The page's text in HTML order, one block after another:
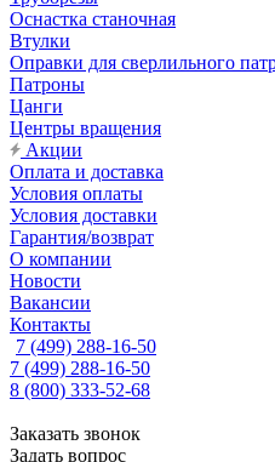
Оснастка станочная
Втулки
Оправки для сверлильного
Патроны
Цанги
Центры вращения
Акции
Оплата и доставка
Условия оплаты
Условия доставки
Гарантия/возврат
О компании
Новости
Вакансии
Контакты
7 (499) 288-16-50
7 (499) 288-16-50
8 (800) 333-52-68
Заказать звонок
Задать вопрос